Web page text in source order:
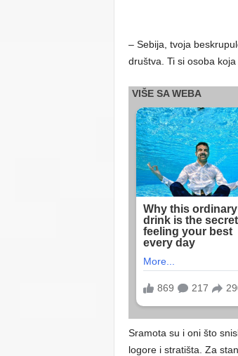
– Sebija, tvoja
društva. Ti si osoba
Sramota su i oni što
logore i stratišta. Za